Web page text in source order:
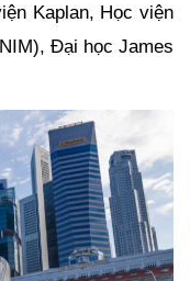
Kaplan, Học viện
Đại học James